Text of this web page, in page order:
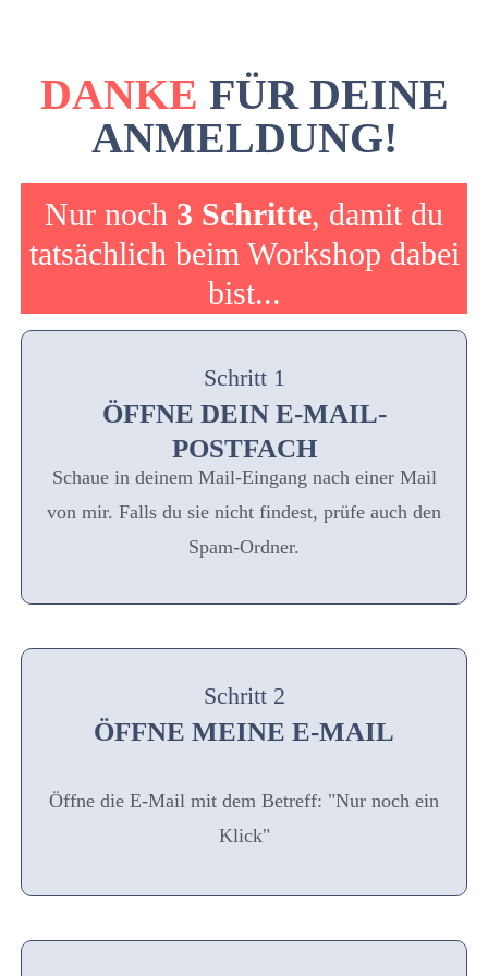
DANKE FÜR DEINE
ANMELDUNG!
Nur noch 3 Schritte, damit du
tatsächlich beim Workshop dabei
bist...
Schritt 1
ÖFFNE DEIN E-MAIL-
POSTFACH
Schaue in deinem Mail-Eingang nach einer Mail
von mir. Falls du sie nicht findest, prüfe auch den
Spam-Ordner.
Schritt 2
ÖFFNE MEINE E-MAIL
Öffne die E-Mail mit dem Betreff: "Nur noch ein
Klick"